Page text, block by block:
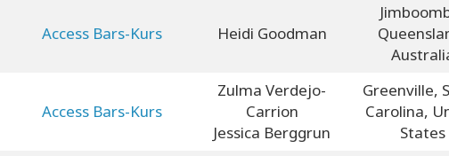
Access Bars-Kurs Heidi Goodman
Access Bars-Kurs
Zulma Verdejo-
Carrion
Jessica Berggrun
Greenville,
Carolina,
States